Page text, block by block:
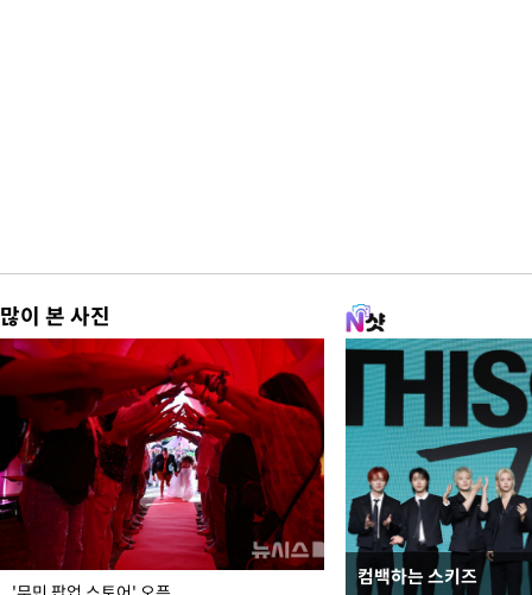
많이 본 사진
컴백하는 스키즈